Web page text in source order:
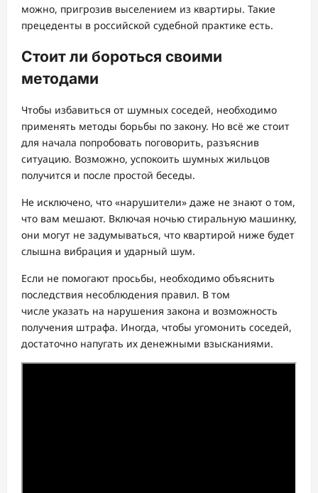
можно, пригрозив выселением из квартиры. Такие
прецеденты в российской судебной практике есть.
Стоит ли бороться своими
методами
Чтобы избавиться от шумных соседей, необходимо
применять методы борьбы по закону. Но всё же стоит
для начала попробовать поговорить, разъяснив
ситуацию. Возможно, успокоить шумных жильцов
получится и после простой беседы.
Не исключено, что «нарушители» даже не знают о том,
что вам мешают. Включая ночью стиральную машинку,
они могут не задумываться, что квартирой ниже будет
слышна вибрация и ударный шум.
Если не помогают просьбы, необходимо объяснить
последствия несоблюдения правил. В том
числе указать на нарушения закона и возможность
получения штрафа. Иногда, чтобы угомонить соседей,
достаточно напугать их денежными взысканиями.